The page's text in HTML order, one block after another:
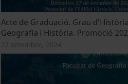
Acte de Graduació. Grau
Geografia i Història. Promoció
27 setembre, 2024